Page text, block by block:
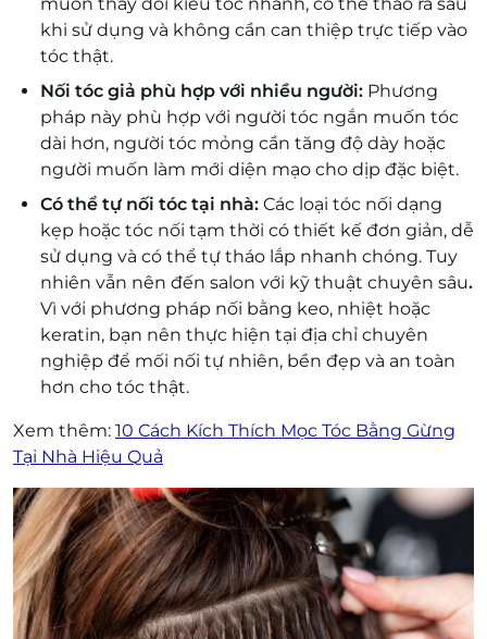
khi sử dụng và không cần can thiệp trực tiếp vào
tóc thật.
Nối tóc giả phù hợp với nhiều người: Phương
pháp này phù hợp với người tóc ngắn muốn tóc
dài hơn, người tóc mỏng cần tăng độ dày hoặc
người muốn làm mới diện mạo cho dịp đặc biệt.
Có thể tự nối tóc tại nhà: Các loại tóc nối dạng
kẹp hoặc tóc nối tạm thời có thiết kế đơn giản, dễ
sử dụng và có thể tự tháo lắp nhanh chóng. Tuy
nhiên vẫn nên đến salon với kỹ thuật chuyên sâu.
Vì với phương pháp nối bằng keo, nhiệt hoặc
keratin, bạn nên thực hiện tại địa chỉ chuyên
nghiệp để mối nối tự nhiên, bền đẹp và an toàn
hơn cho tóc thật.
Xem thêm: 10 Cách Kích Thích Mọc Tóc Bằng Gừng
Tại Nhà Hiệu Quả